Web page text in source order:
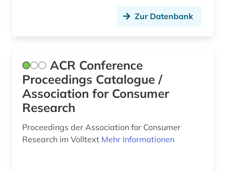
cusip-identifier (1)
darstellende kunst (1)
daten (7)
Zur Datenbank
ACR Conference
Proceedings Catalogue /
Association for Consumer
Research
Proceedings der Association for Consumer
Research im Volltext Mehr Informationen